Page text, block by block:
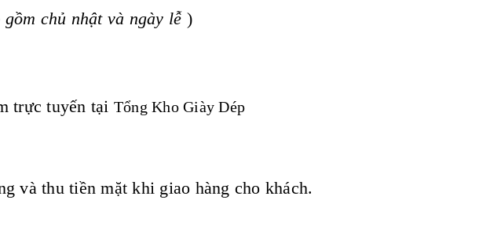
gồm chủ nhật và ngày lễ )
trực tuyến tại Tổng Kho Giày Dép
và thu tiền mặt khi giao hàng cho khách.